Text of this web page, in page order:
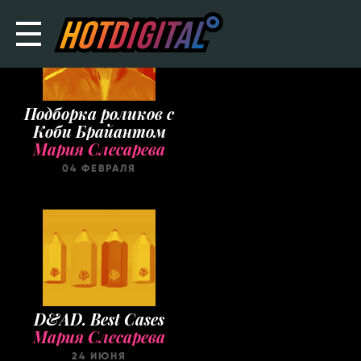
Подборка роликов с
Коби Брайантом
Мария Слесарева
04 ФЕВРАЛЯ
D&AD. Best Cases
Мария Слесарева
24 ИЮНЯ